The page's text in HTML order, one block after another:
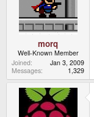
morq
Well-Known Member
Joined
Jan 3, 2009
Messages
1,329